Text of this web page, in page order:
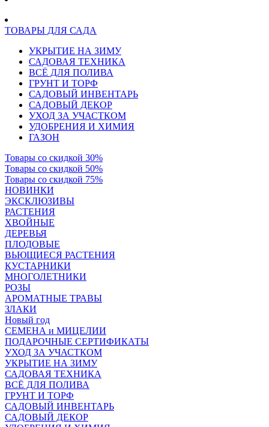
ТОВАРЫ ДЛЯ САДА
УКРЫТИЕ НА ЗИМУ
САДОВАЯ ТЕХНИКА
ВСЁ ДЛЯ ПОЛИВА
ГРУНТ И ТОРФ
САДОВЫЙ ИНВЕНТАРЬ
САДОВЫЙ ДЕКОР
УХОД ЗА УЧАСТКОМ
УДОБРЕНИЯ И ХИМИЯ
ГАЗОН
Товары со скидкой 30%
Товары со скидкой 50%
Товары со скидкой 75%
НОВИНКИ
ЭКСКЛЮЗИВЫ
РАСТЕНИЯ
ХВОЙНЫЕ
ДЕРЕВЬЯ
ПЛОДОВЫЕ
ВЬЮЩИЕСЯ РАСТЕНИЯ
КУСТАРНИКИ
МНОГОЛЕТНИКИ
РОЗЫ
АРОМАТНЫЕ ТРАВЫ
ЗЛАКИ
Новый год
СЕМЕНА и МИЦЕЛИИ
ПОДАРОЧНЫЕ СЕРТИФИКАТЫ
УХОД ЗА УЧАСТКОМ
УКРЫТИЕ НА ЗИМУ
САДОВАЯ ТЕХНИКА
ВСЁ ДЛЯ ПОЛИВА
ГРУНТ И ТОРФ
САДОВЫЙ ИНВЕНТАРЬ
САДОВЫЙ ДЕКОР